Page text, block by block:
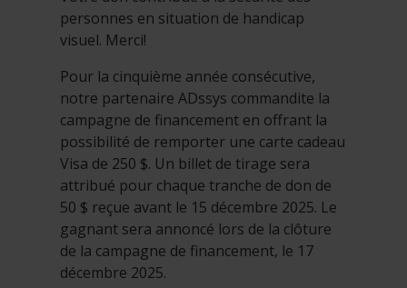
personnes en situation de handicap
visuel. Merci!
Pour la cinquième année consécutive,
notre partenaire ADssys commandite la
campagne de financement en offrant la
possibilité de remporter une carte cadeau
Visa de 250 $. Un billet de tirage sera
attribué pour chaque tranche de don de
50 $ reçue avant le 15 décembre 2025. Le
gagnant sera annoncé lors de la clôture
de la campagne de financement, le 17
décembre 2025.